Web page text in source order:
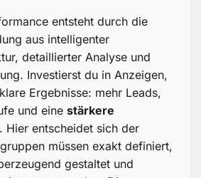
entsteht durch die
aus intelligenter
detaillierter Analyse und
Investierst du in Anzeigen,
Ergebnisse: mehr Leads,
und eine stärkere
. Hier entscheidet sich der
müssen exakt definiert,
gestaltet und